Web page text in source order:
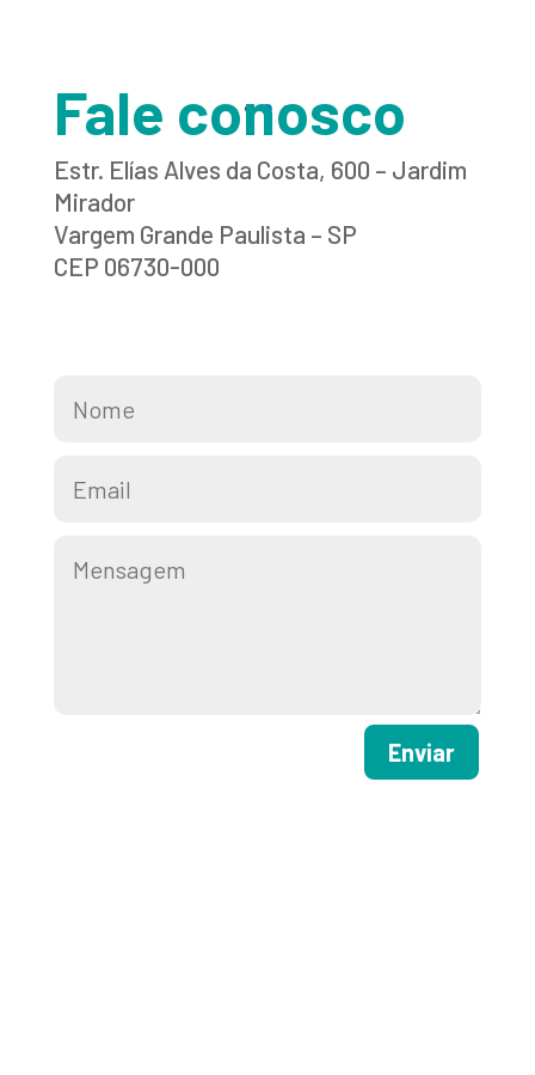
Fale conosco
Estr. Elías Alves da Costa, 600 – Jardim
Mirador
Vargem Grande Paulista – SP
CEP 06730-000
Enviar